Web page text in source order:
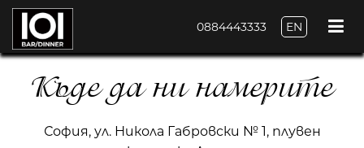
0884443333 EN
Къде да ни намерите
София, ул. Никола Габровски № 1, плувен